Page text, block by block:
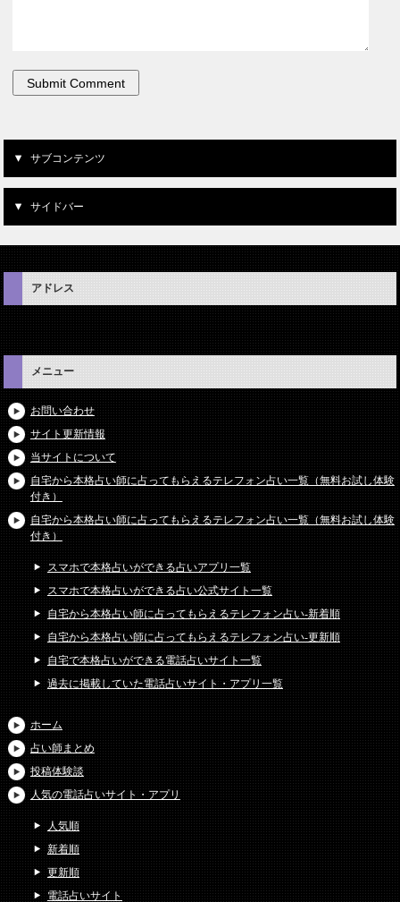
サブコンテンツ
サイドバー
アドレス
メニュー
お問い合わせ
サイト更新情報
当サイトについて
自宅から本格占い師に占ってもらえるテレフォン占い一覧（無料お試し体験
付き）
自宅から本格占い師に占ってもらえるテレフォン占い一覧（無料お試し体験
付き）
スマホで本格占いができる占いアプリ一覧
スマホで本格占いができる占い公式サイト一覧
自宅から本格占い師に占ってもらえるテレフォン占い-新着順
自宅から本格占い師に占ってもらえるテレフォン占い-更新順
自宅で本格占いができる電話占いサイト一覧
過去に掲載していた電話占いサイト・アプリ一覧
ホーム
占い師まとめ
投稿体験談
人気の電話占いサイト・アプリ
人気順
新着順
更新順
電話占いサイト